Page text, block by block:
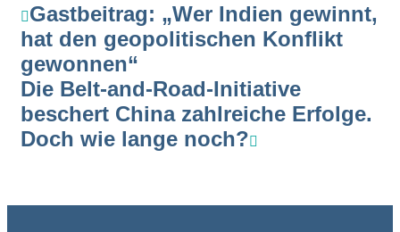
Gastbeitrag: „Wer Indien gewinnt,
hat den geopolitischen Konflikt
gewonnen“
Die Belt-and-Road-Initiative
beschert China zahlreiche Erfolge.
Doch wie lange noch?